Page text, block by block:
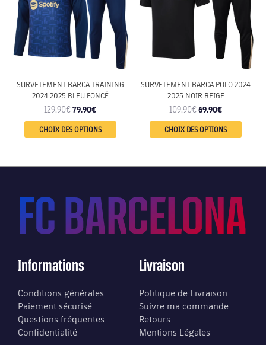
SURVETEMENT BARCA TRAINING
2024 2025 BLEU FONCÉ
129.90€79.90€
CHOIX DES OPTIONS
SURVETEMENT BARCA POLO 2024
2025 NOIR BEIGE
109.90€69.90€
CHOIX DES OPTIONS
FC BARCELONA
Informations
Conditions générales
Paiement sécurisé
Questions fréquentes
Confidentialité
Livraison
Politique de Livraison
Suivre ma commande
Retours
Mentions Légales